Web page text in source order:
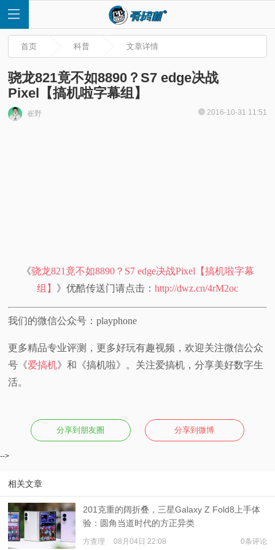
首
频
普
专
题
首页 科普 文章详情
骁龙821竟不如8890？S7 edge决战
Pixel【搞机啦字幕组】
崔野 2016-10-31 11:51
《骁龙821竟不如8890？S7 edge决战Pixel【搞机啦字幕
组】 》优酷传送门请点击： http://dwz.cn/4rM2oc
我们的微信公众号：playphone
更多精品专业评测，更多好玩有趣视频，欢迎关注微信公众
号《爱搞机》和《搞机啦》。关注爱搞机，分享美好数字生
活。
分享到朋友圈 分享到微博
-->
相关文章
201克重的阔折叠，三星Galaxy Z Fold8上手体
验：圆角当道时代的方正异类
方查理 08月04日 22:08 0条评论